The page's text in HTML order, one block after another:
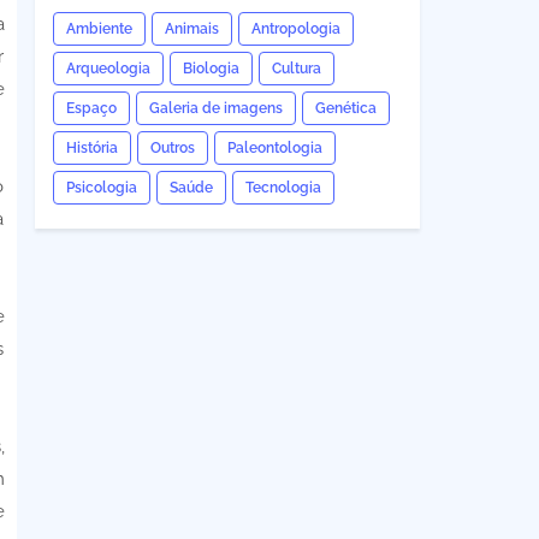
Ambiente Animais Antropologia
Arqueologia Biologia Cultura
Espaço Galeria de imagens Genética
História Outros Paleontologia
Psicologia Saúde Tecnologia